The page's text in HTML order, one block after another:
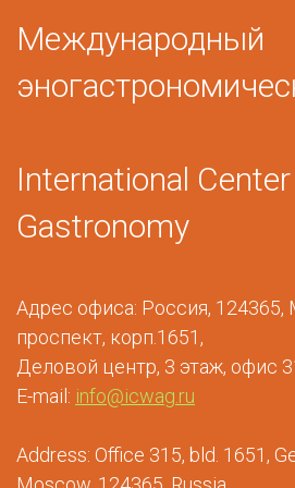
Международный
International
Gastronomy
Адрес офиса: Россия, 124365,
проспект, корп.1651,
Деловой центр, 3 этаж, офис
E-mail: info@icwag.ru
Address: Office 315, bld. 1651,